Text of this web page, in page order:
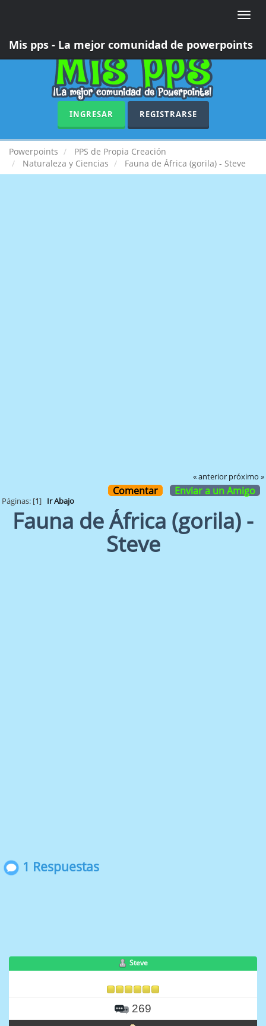
Toggle
Mis pps - La mejor comunidad de powerpoints
INGRESAR REGISTRARSE
Powerpoints
PPS de Propia Creación
Naturaleza y Ciencias
Fauna de África (gorila) - Steve
« anterior próximo »
Comentar Enviar a un Amigo
Páginas: [1] Ir Abajo
Fauna de África (gorila) -
Steve
1 Respuestas
Steve
269